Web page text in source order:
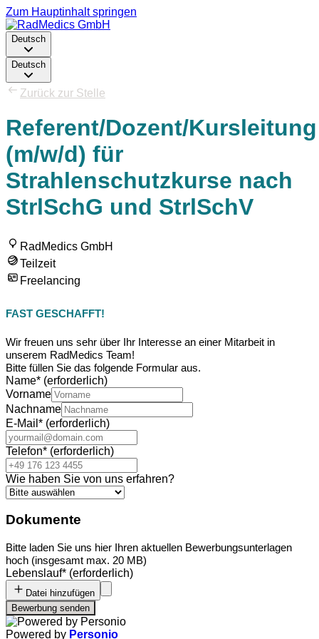
Zum Hauptinhalt springen
Deutsch
Deutsch
Zurück zur Stelle
Referent/Dozent/Kursleitung
(m/w/d) für
Strahlenschutzkurse nach
StrlSchG und StrlSchV
RadMedics GmbH
Teilzeit
Freelancing
FAST GESCHAFFT!
Wir freuen uns sehr über Ihr Interesse an einer Mitarbeit in
unserem RadMedics Team!
Bitte füllen Sie das folgende Formular aus.
Name* (erforderlich)
Vorname
Nachname
E-Mail * (erforderlich)
Telefon* (erforderlich)
Wie haben Sie von uns erfahren?
Dokumente
Bitte laden Sie uns hier Ihren aktuellen Bewerbungsunterlagen
hoch (insgesamt max. 20 MB)
Lebenslauf* (erforderlich)
Datei hinzufügen
Bewerbung senden
Powered by Personio